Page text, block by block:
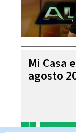
Mi Casa
agosto